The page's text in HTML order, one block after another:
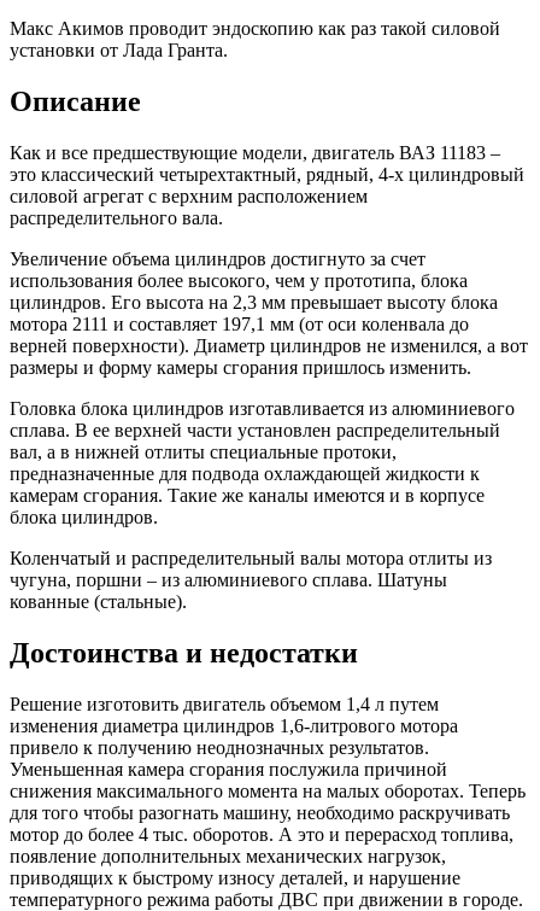
Макс Акимов проводит эндоскопию как раз такой силовой
установки от Лада Гранта.
Описание
Как и все предшествующие модели, двигатель ВАЗ 11183 –
это классический четырехтактный, рядный, 4-х цилиндровый
силовой агрегат с верхним расположением
распределительного вала.
Увеличение объема цилиндров достигнуто за счет
использования более высокого, чем у прототипа, блока
цилиндров. Его высота на 2,3 мм превышает высоту блока
мотора 2111 и составляет 197,1 мм (от оси коленвала до
верней поверхности). Диаметр цилиндров не изменился, а вот
размеры и форму камеры сгорания пришлось изменить.
Головка блока цилиндров изготавливается из алюминиевого
сплава. В ее верхней части установлен распределительный
вал, а в нижней отлиты специальные протоки,
предназначенные для подвода охлаждающей жидкости к
камерам сгорания. Такие же каналы имеются и в корпусе
блока цилиндров.
Коленчатый и распределительный валы мотора отлиты из
чугуна, поршни – из алюминиевого сплава. Шатуны
кованные (стальные).
Достоинства и недостатки
Решение изготовить двигатель объемом 1,4 л путем
изменения диаметра цилиндров 1,6-литрового мотора
привело к получению неоднозначных результатов.
Уменьшенная камера сгорания послужила причиной
снижения максимального момента на малых оборотах. Теперь
для того чтобы разогнать машину, необходимо раскручивать
мотор до более 4 тыс. оборотов. А это и перерасход топлива,
появление дополнительных механических нагрузок,
приводящих к быстрому износу деталей, и нарушение
температурного режима работы ДВС при движении в городе.